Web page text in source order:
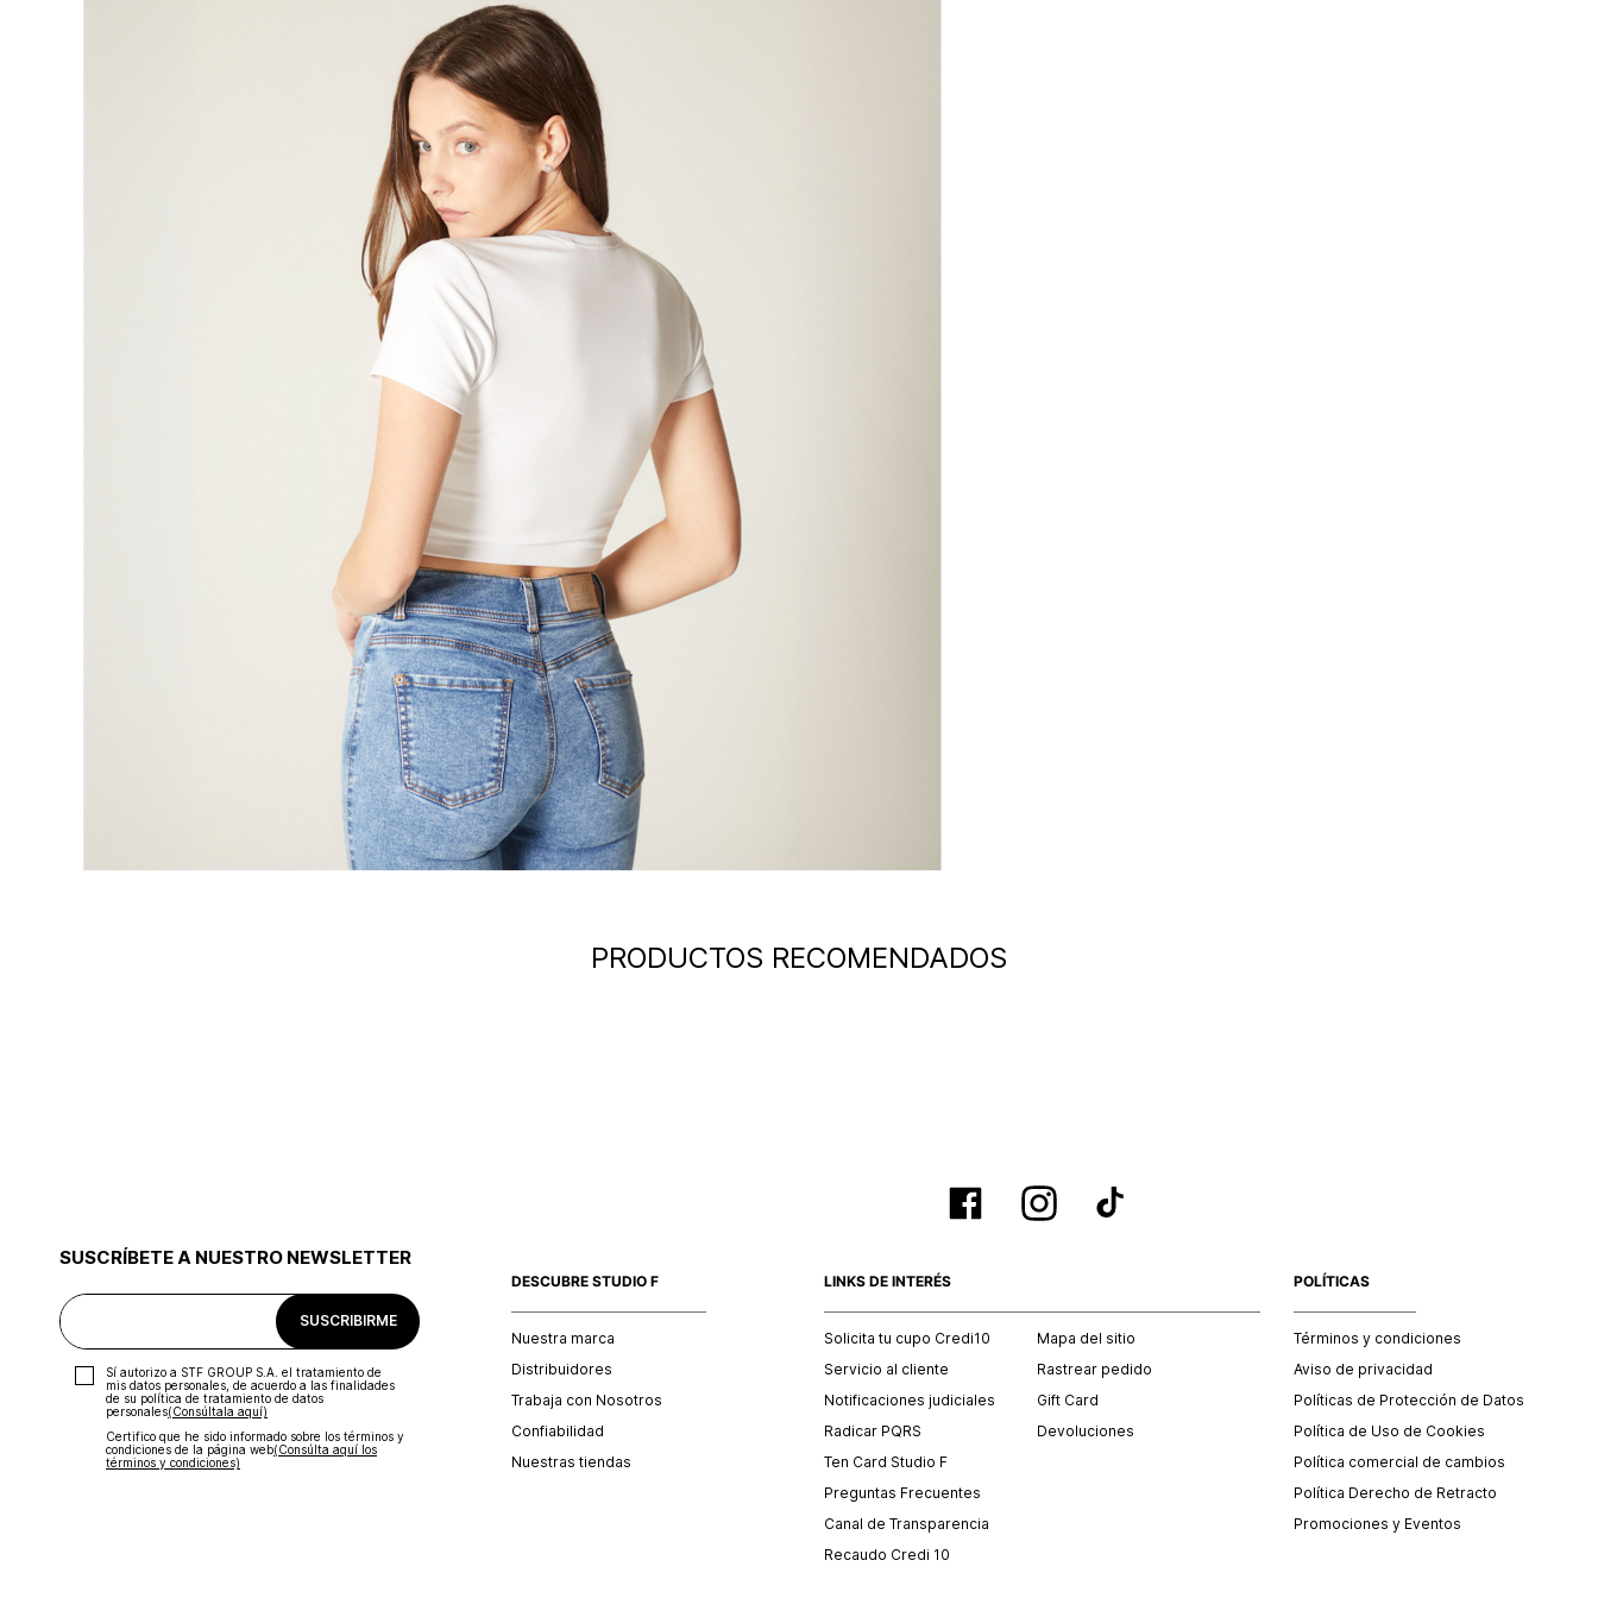
PRODUCTOS RECOMENDADOS
SUSCRÍBETE A NUESTRO NEWSLETTER
SUSCRIBIRME
Sí autorizo a STF GROUP S.A. el tratamiento de
mis datos personales, de acuerdo a las finalidades
de su política de tratamiento de datos
personales‎(Consúltala aquí)
Certifico que he sido informado sobre los términos y
condiciones de la página web‎(Consúlta aquí los
términos y condiciones)
DESCUBRE STUDIO F
Nuestra marca
Distribuidores
Trabaja con Nosotros
Confiabilidad
Nuestras tiendas
LINKS DE INTERÉS
Solicita tu cupo Credi10
Servicio al cliente
Notificaciones judiciales
Radicar PQRS
Ten Card Studio F
Preguntas Frecuentes
Canal de Transparencia
Recaudo Credi 10
Mapa del sitio
Rastrear pedido
Gift Card
Devoluciones
POLÍTICAS
Términos y condiciones
Aviso de privacidad
Políticas de Protección de Datos
Política de Uso de Cookies
Política comercial de cambios
Política Derecho de Retracto
Promociones y Eventos